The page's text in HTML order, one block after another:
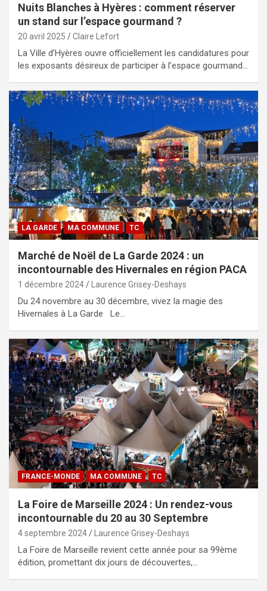
Nuits Blanches à Hyères : comment réserver
un stand sur l’espace gourmand ?
20 avril 2025 Claire Lefort
La Ville d’Hyères ouvre officiellement les candidatures pour
les exposants désireux de participer à l’espace gourmand…
LA GARDE MA COMMUNE TC
Marché de Noël de La Garde 2024 : un
incontournable des Hivernales en région PACA
1 décembre 2024 Laurence Grisey-Deshays
Du 24 novembre au 30 décembre, vivez la magie des
Hivernales à La Garde Le…
FRANCE-MONDE MA COMMUNE TC
La Foire de Marseille 2024 : Un rendez-vous
incontournable du 20 au 30 Septembre
4 septembre 2024 Laurence Grisey-Deshays
La Foire de Marseille revient cette année pour sa 99ème
édition, promettant dix jours de découvertes,…